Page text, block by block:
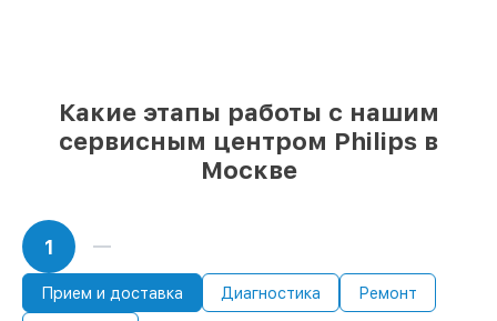
же день, если мастер начинает работу
сразу
Какие этапы работы с нашим
сервисным центром Philips в
Москве
1
Прием и доставка Диагностика Ремонт